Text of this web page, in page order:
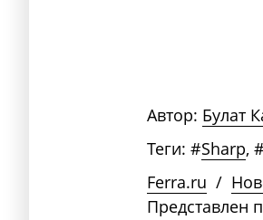
Автор: Булат
Теги: #Sharp,
Ferra.ru /
Представлен